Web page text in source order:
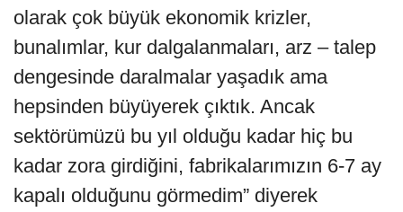
olarak çok büyük ekonomik krizler,
bunalımlar, kur dalgalanmaları, arz – talep
dengesinde daralmalar yaşadık ama
hepsinden büyüyerek çıktık. Ancak
sektörümüzü bu yıl olduğu kadar hiç bu
kadar zora girdiğini, fabrikalarımızın 6-7 ay
kapalı olduğunu görmedim” diyerek